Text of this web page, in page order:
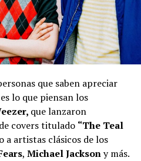
que saben apreciar
lo que piensan los
que lanzaron
covers titulado “The Teal
artistas clásicos de los
, Michael Jacksony más.